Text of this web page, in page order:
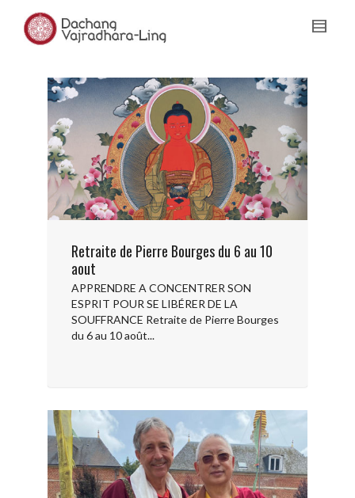
Retraite de Pierre Bourges du 6 au 10
aout
APPRENDRE A CONCENTRER SON
ESPRIT POUR SE LIBÉRER DE LA
SOUFFRANCE Retraite de Pierre Bourges
du 6 au 10 août...